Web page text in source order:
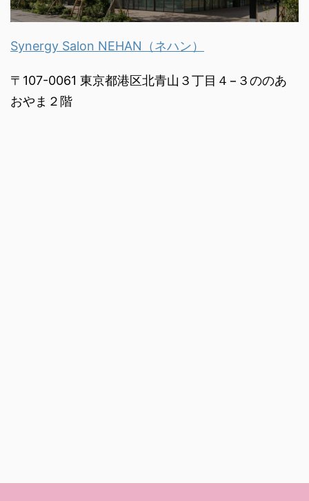
Synergy Salon NEHAN（ネハン）
〒107-0061 東京都港区北青山３丁目４−３ののあ
おやま２階